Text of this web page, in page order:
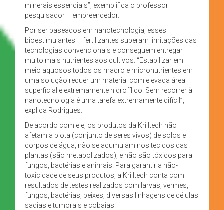
minerais essenciais”, exemplifica o professor –
pesquisador – empreendedor.
Por ser baseados em nanotecnologia, esses
bioestimulantes – fertilizantes superam limitações das
tecnologias convencionais e conseguem entregar
muito mais nutrientes aos cultivos. “Estabilizar em
meio aquosos todos os macro e micronutrientes em
uma solução requer um material com elevada área
superficial e extremamente hidrofílico. Sem recorrer à
nanotecnologia é uma tarefa extremamente difícil”,
explica Rodrigues.
De acordo com ele, os produtos da Krilltech não
afetam a biota (conjunto de seres vivos) de solos e
corpos de água, não se acumulam nos tecidos das
plantas (são metabolizados), e não são tóxicos para
fungos, bactérias e animais. Para garantir a não-
toxicidade de seus produtos, a Krilltech conta com
resultados de testes realizados com larvas, vermes,
fungos, bactérias, peixes, diversas linhagens de células
sadias e tumorais e cobaias.